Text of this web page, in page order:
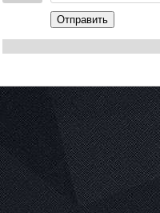
Отправить